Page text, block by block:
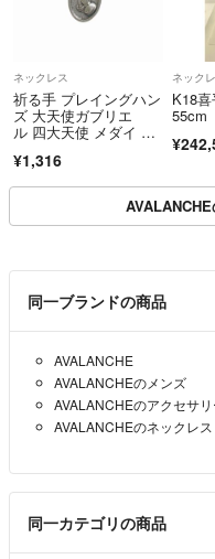
ネックレス
祈る手 プレイングハン
ズ 大天使ガブリエ
ル 四大天使 メダイ ネ
¥1,316
ネック
K18
55cm
同一ブランドの商品
AVALANCHE
AVALANCHEのメンズ
AVALANCHEのアクセサリ
AVALANCHEのネックレス
同一カテゴリの商品